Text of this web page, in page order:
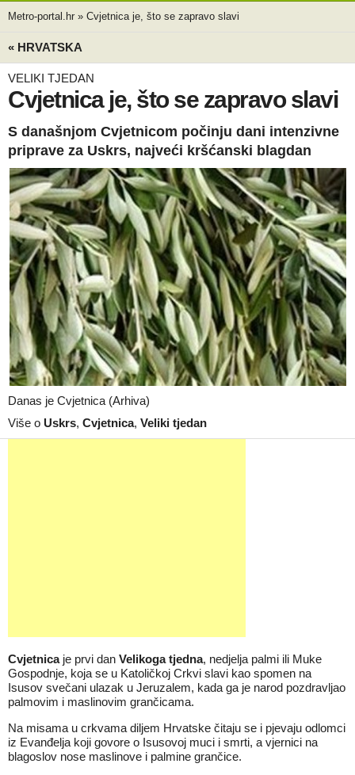
Metro-portal.hr » Cvjetnica je, što se zapravo slavi
« HRVATSKA
VELIKI TJEDAN
Cvjetnica je, što se zapravo slavi
S današnjom Cvjetnicom počinju dani intenzivne
priprave za Uskrs, najveći kršćanski blagdan
Danas je Cvjetnica (Arhiva)
Više o Uskrs, Cvjetnica, Veliki tjedan
Cvjetnica je prvi dan Velikoga tjedna, nedjelja palmi ili Muke
Gospodnje, koja se u Katoličkoj Crkvi slavi kao spomen na
Isusov svečani ulazak u Jeruzalem, kada ga je narod pozdravljao
palmovim i maslinovim grančicama.
Na misama u crkvama diljem Hrvatske čitaju se i pjevaju odlomci
iz Evanđelja koji govore o Isusovoj muci i smrti, a vjernici na
blagoslov nose maslinove i palmine grančice.